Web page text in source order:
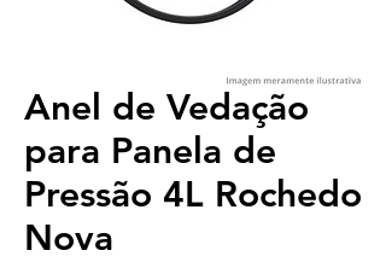
Anel de Vedação
para Panela de
Pressão 4L Rochedo
Nova